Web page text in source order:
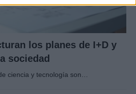
los planes de I+D y
sociedad
ciencia y tecnología son…